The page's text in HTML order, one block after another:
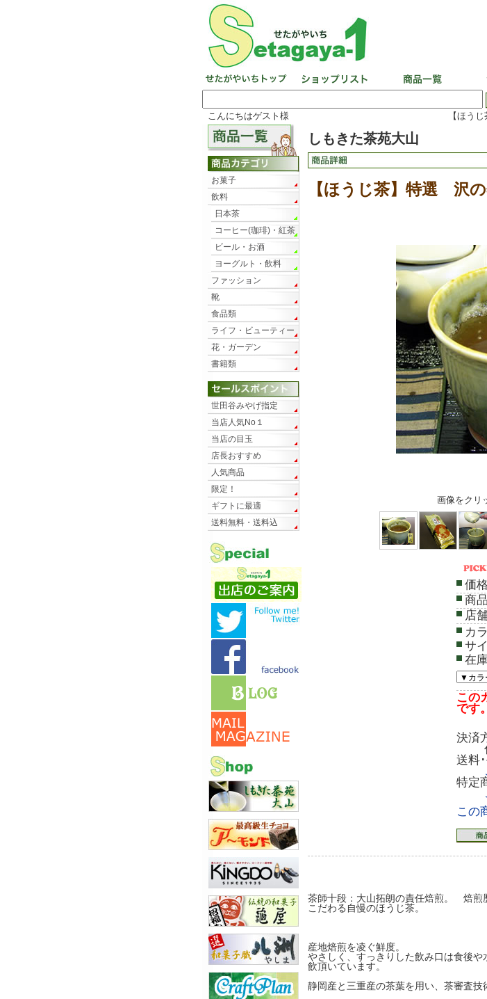
こんにちはゲスト様 【ほう
しもきた茶苑大山
【ほうじ茶】特選 沢
画像をクリ
価
商
店
カ
サ
在
この
です
決済
送料
特定
この
茶師十段：大山拓朗の責任焙煎。 焙煎
こだわる自慢のほうじ茶。
産地焙煎を凌ぐ鮮度。
やさしく、すっきりした飲み口は食後
飲頂いています。
静岡産と三重産の茶葉を用い、茶審査
お菓子
飲料
日本茶
コーヒー(珈琲)・紅茶
ビール・お酒
ヨーグルト・飲料
ファッション
靴
食品類
ライフ・ビューティー
花・ガーデン
書籍類
世田谷みやげ指定
当店人気No１
当店の目玉
店長おすすめ
人気商品
限定！
ギフトに最適
送料無料・送料込